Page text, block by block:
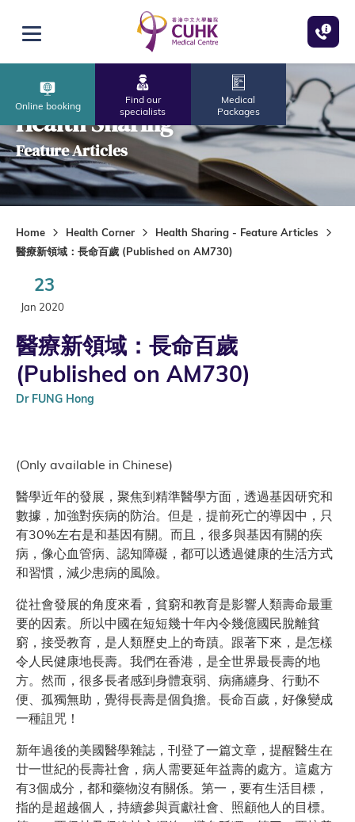
Open menu
Online booking
Find our
specialists
Medical
Packages
Health Sharing
Feature Articles
Home Health Corner
Health Sharing - Feature Articles
醫療新領域：長命百歲 (Published on AM730)
23
Jan 2020
醫療新領域：長命百歲
(Published on AM730)
Dr FUNG Hong
(Only available in Chinese)
醫學近年的發展，聚焦到精準醫學方面，透過基因研究和
數據，加強對疾病的防治。但是，提前死亡的導因中，只
有30%左右是和基因有關。而且，很多與基因有關的疾
病，像心血管病、認知障礙，都可以透過健康的生活方式
和習慣，減少患病的風險。
從社會發展的角度來看，貧窮和教育是影響人類壽命最重
要的因素。所以中國在短短幾十年內令幾億國民脫離貧
窮，接受教育，是人類歷史上的奇蹟。跟著下來，是怎樣
令人民健康地長壽。我們在香港，是全世界最長壽的地
方。然而，很多長者感到身體衰弱、病痛纏身、行動不
便、孤獨無助，覺得長壽是個負擔。長命百歲，好像變成
一種詛咒！
新年過後的美國醫學雜誌，刊登了一篇文章，提醒醫生在
廿一世紀的長壽社會，病人需要延年益壽的處方。這處方
有3個成分，都和藥物沒有關係。第一，要有生活目標，
指的是超越個人，持續參與貢獻社會、照顧他人的目標。